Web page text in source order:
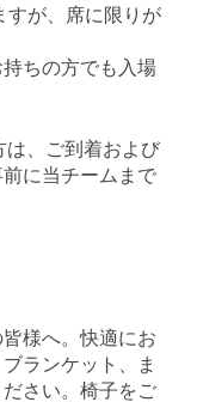
すが、席に限りが
ちの方でも入場
は、ご到着および
に当チームまで
様へ。快適にお
ランケット、ま
さい。椅子をご